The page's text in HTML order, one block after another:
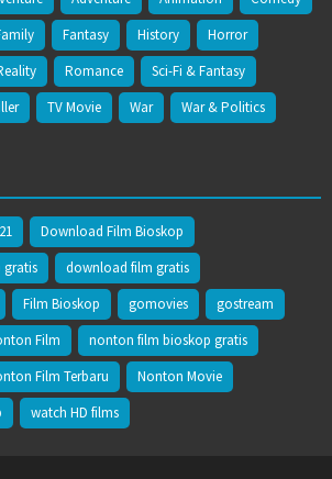
Fantasy History
Horror
Romance
Sci-Fi & Fantasy
TV Movie War
War & Politics
Download Film Bioskop
gratis
download film gratis
Film Bioskop gomovies
gostream
Film
nonton film bioskop gratis
Film Terbaru
Nonton Movie
watch HD films